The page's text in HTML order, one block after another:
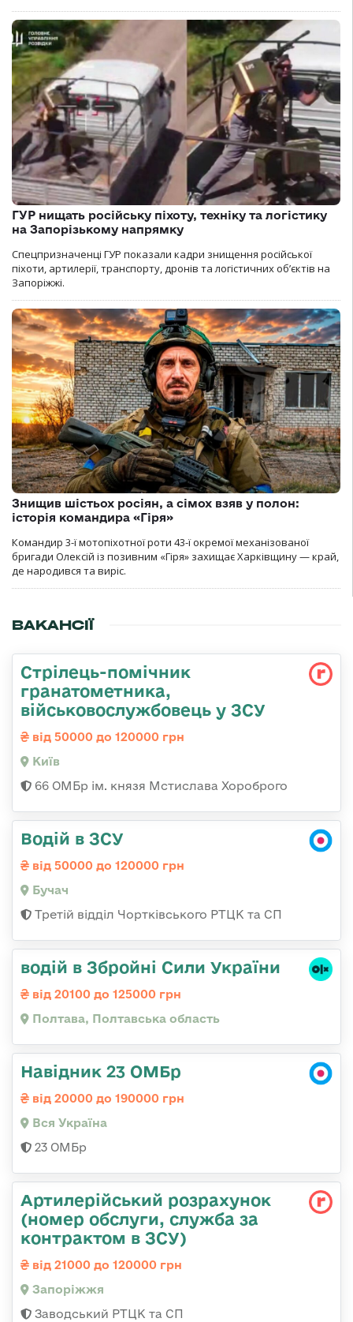
ГУР нищать російську піхоту, техніку та логістику
на Запорізькому напрямку
Спецпризначенці ГУР показали кадри знищення російської
піхоти, артилерії, транспорту, дронів та логістичних об’єктів на
Запоріжжі.
Знищив шістьох росіян, а сімох взяв у полон:
історія командира «Гіря»
Командир 3-ї мотопіхотної роти 43-ї окремої механізованої
бригади Олексій із позивним «Гіря» захищає Харківщину — край,
де народився та виріс.
ВАКАНСІЇ
Стрілець-помічник
гранатометника,
військовослужбовець у ЗСУ
від 50000 до 120000 грн
Київ
66 ОМБр ім. князя Мстислава Хороброго
Водій в ЗСУ
від 50000 до 120000 грн
Бучач
Третій відділ Чортківського РТЦК та СП
водій в Збройні Сили України
від 20100 до 125000 грн
Полтава, Полтавська область
Навідник 23 ОМБр
від 20000 до 190000 грн
Вся Україна
23 ОМБр
Артилерійський розрахунок
(номер обслуги, служба за
контрактом в ЗСУ)
від 21000 до 120000 грн
Запоріжжя
Заводський РТЦК та СП